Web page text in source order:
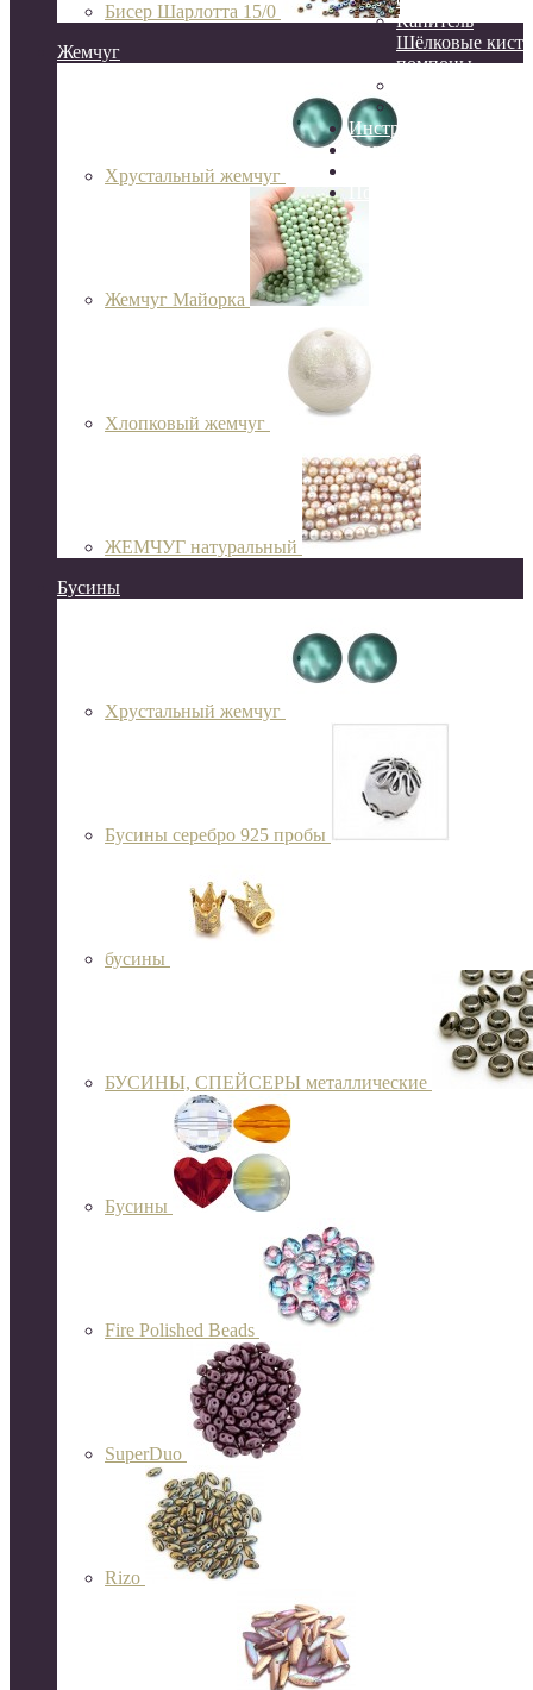
Бисер Шарлотта 15/0
Жемчуг
Хрустальный жемчуг
Жемчуг Майорка
Хлопковый жемчуг
ЖЕМЧУГ натуральный
Бусины
Хрустальный жемчуг
Бусины серебро 925 пробы
бусины
БУСИНЫ, СПЕЙСЕРЫ металлические
Бусины
Fire Polished Beads
SuperDuo
Rizo
Канитель
Шёлковые
помпоны
Инструменты
Организация и